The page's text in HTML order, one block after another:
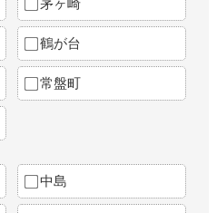
茅ヶ崎
鶴が台
常盤町
中島